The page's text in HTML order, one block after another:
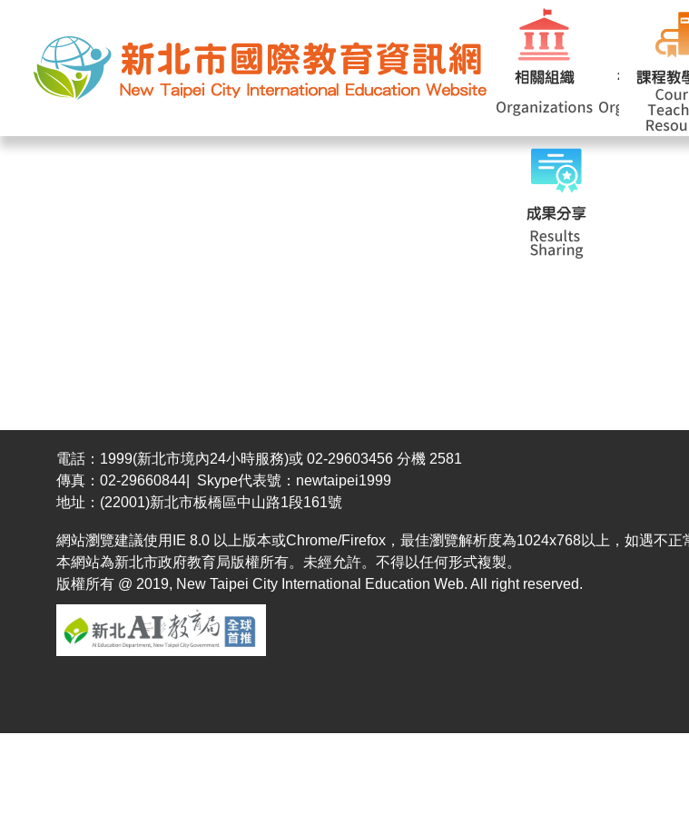
電話：1999(新北市境內24小時服務)或 02-29603456 分機 2581
傳真：02-29660844| Skype代表號：newtaipei1999
地址：(22001)新北市板橋區中山路1段161號
網站瀏覽建議使用IE 8.0 以上版本或Chrome/Firefox，最佳瀏覽解析度為1024x768以上，如遇不
本網站為新北市政府教育局版權所有。未經允許。不得以任何形式複製。
版權所有 @ 2019, New Taipei City International Education Web. All right reserved.